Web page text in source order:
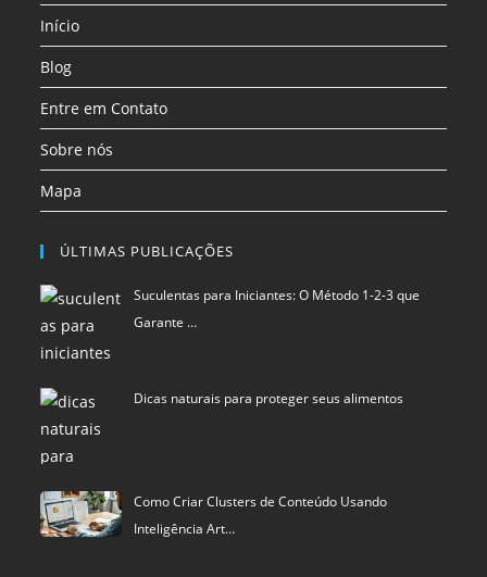
nova
aba
aba
aba
Início
Blog
Entre em Contato
Sobre nós
Mapa
ÚLTIMAS PUBLICAÇÕES
Suculentas para Iniciantes: O Método 1-2-3 que
Garante …
Dicas naturais para proteger seus alimentos
Como Criar Clusters de Conteúdo Usando
Inteligência Art…